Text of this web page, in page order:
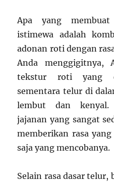
Apa yang membuat
istimewa adalah
adonan roti dengan
Anda menggigitnya,
tekstur roti yang
sementara telur di
lembut dan kenyal.
jajanan yang sangat
memberikan rasa
saja yang mencobanya.
Selain rasa dasar telur,